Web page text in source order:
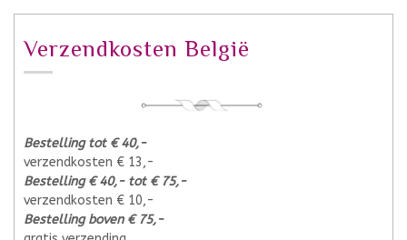
Verzendkosten België
Bestelling tot € 40,-
verzendkosten € 13,-
Bestelling € 40,- tot € 75,-
verzendkosten € 10,-
Bestelling boven € 75,-